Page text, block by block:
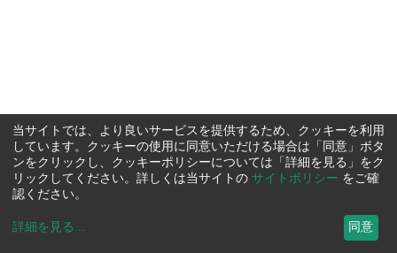
当サイトでは、より良いサービスを提供するため、クッキーを利用
しています。クッキーの使用に同意いただける場合は「同意」ボタ
ンをクリックし、クッキーポリシーについては「詳細を見る」をク
リックしてください。詳しくは当サイトの サイトポリシー をご確
認ください。
詳細を見る ... 同意